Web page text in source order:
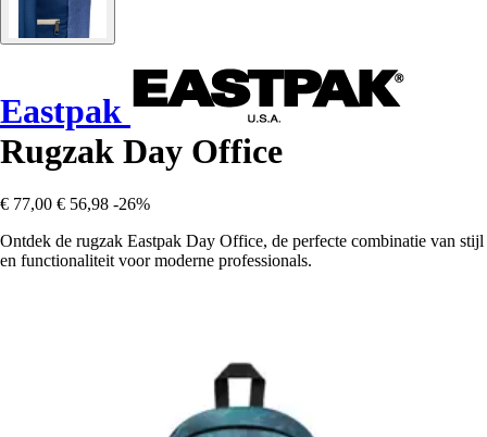
Eastpak
Rugzak Day Office
€ 77,00 € 56,98 -26%
Ontdek de rugzak Eastpak Day Office, de perfecte combinatie van stijl
en functionaliteit voor moderne professionals.